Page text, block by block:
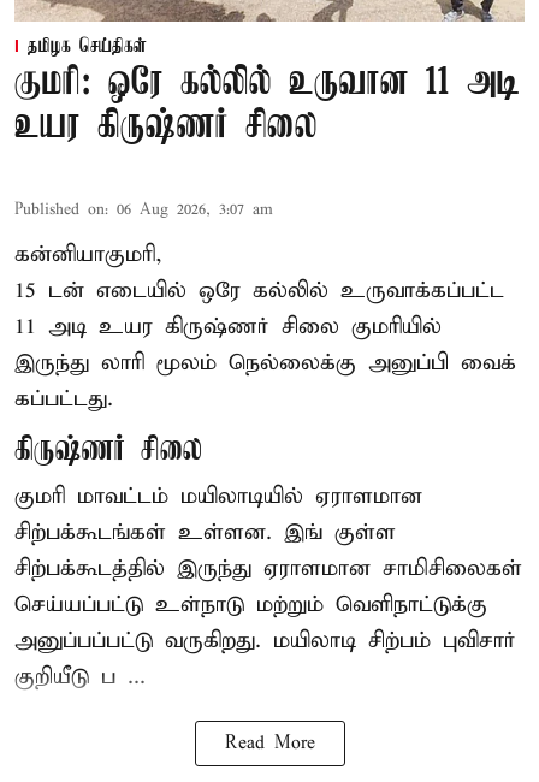
தமிழக செய்திகள்
குமரி: ஒரே கல்லில் உருவான 11 அடி
உயர கிருஷ்ணர் சிலை
Published on: 06 Aug 2026, 3:07 am
கன்னியாகுமரி,
15 டன் எடையில் ஒரே கல்லில் உருவாக்கப்பட்ட
11 அடி உயர கிருஷ்ணர் சிலை குமரியில்
இருந்து லாரி மூலம் நெல்லைக்கு அனுப்பி வைக்
கப்பட்டது.
கிருஷ்ணர் சிலை
குமரி மாவட்டம் மயிலாடியில் ஏராளமான
சிற்பக்கூடங்கள் உள்ளன. இங் குள்ள
சிற்பக்கூடத்தில் இருந்து ஏராளமான சாமிசிலைகள்
செய்யப்பட்டு உள்நாடு மற்றும் வெளிநாட்டுக்கு
அனுப்பப்பட்டு வருகிறது. மயிலாடி சிற்பம் புவிசார்
குறியீடு ப ...
Read More